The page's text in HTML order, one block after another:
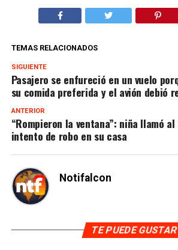
TEMAS RELACIONADOS
SIGUIENTE
Pasajero se enfureció en un vuelo
su comida preferida y el avión debió
ANTERIOR
“Rompieron la ventana”: niña llamó
intento de robo en su casa
Notifalcon
TE PUEDE GUSTAR